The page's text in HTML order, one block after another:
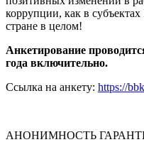
коррупции, как в
стране в целом!
Анкетирование
года включительно.
Ссылка на анкету: https://
АНОНИМНОСТЬ